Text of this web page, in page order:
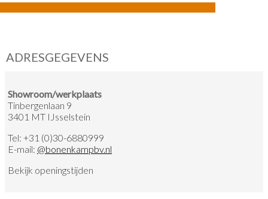
ADRESGEGEVENS
Showroom/werkplaats
Tinbergenlaan 9
3401 MT IJsselstein
Tel: +31 (0)30-6880999
E-mail: @bonenkampbv.nl
Bekijk openingstijden